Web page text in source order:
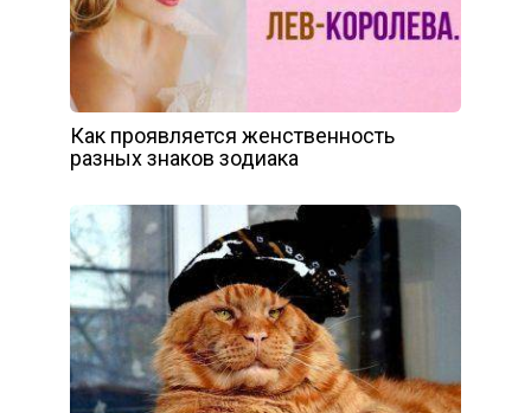
Как проявляется женственность
разных знаков зодиака